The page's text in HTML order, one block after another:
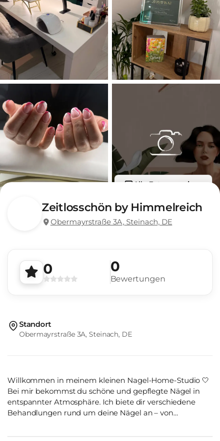
Alle Fotos anzeigen
Zeitlosschön by Himmelreich
Obermayrstraße 3A, Steinach, DE
0 0
Bewertungen
Standort
Obermayrstraße 3A, Steinach, DE
Willkommen in meinem kleinen Nagel-Home-Studio 🤍
Bei mir bekommst du schöne und gepflegte Nägel in
entspannter Atmosphäre. Ich biete dir verschiedene
Behandlungen rund um deine Nägel an – von